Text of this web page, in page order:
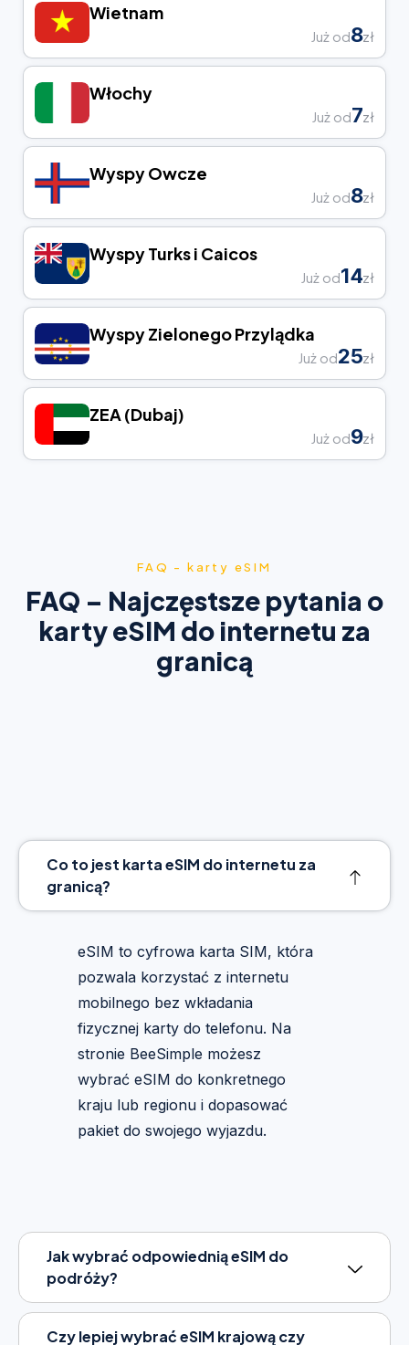
Wietnam
Już od8zł
Włochy
Już od7zł
Wyspy Owcze
Już od8zł
Wyspy Turks i Caicos
Już od14zł
Wyspy Zielonego Przylądka
Już od25zł
ZEA (Dubaj)
Już od9zł
FAQ - karty eSIM
FAQ – Najczęstsze pytania o
karty eSIM do internetu za
granicą
Co to jest karta eSIM do internetu za
granicą?
eSIM to cyfrowa karta SIM, która
pozwala korzystać z internetu
mobilnego bez wkładania
fizycznej karty do telefonu. Na
stronie BeeSimple możesz
wybrać eSIM do konkretnego
kraju lub regionu i dopasować
pakiet do swojego wyjazdu.
Jak wybrać odpowiednią eSIM do
podróży?
Czy lepiej wybrać eSIM krajową czy